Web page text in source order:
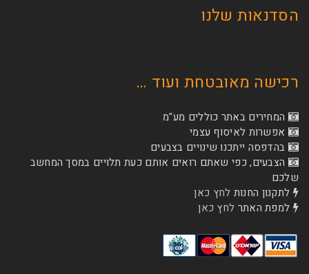
הסדנאות שלנו
רכישה מאובטחת ועוד …
המחירים באתר כוללים מע"מ
אפשרות לאיסוף עצמי
בהדפסה ייתכנו שינויים בצבעים
הצבעים, כפי שאתם רואים אותם כעת תלויים במסך המחשב
שלכם
לתקנון החנות לחץ כאן
למפת האתר לחץ כאן